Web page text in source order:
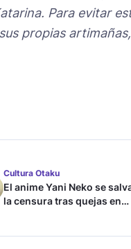
Para evitar
propias artimañas,
Cultura Otaku
El anime Yani Neko se
la censura tras quejas en